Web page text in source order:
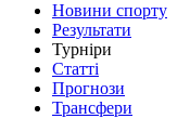
Новини спорту
Результати
Турніри
Статті
Прогнози
Трансфери